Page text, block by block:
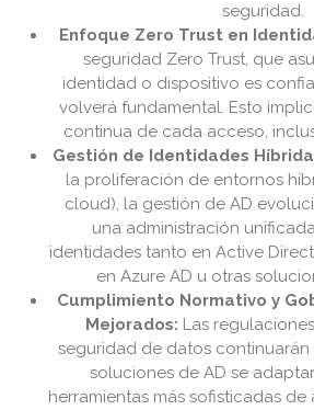
seguridad.
Enfoque Zero Trust en
seguridad Zero Trust, que
identidad o dispositivo es
volverá fundamental. Esto
continua de cada acceso,
Gestión de Identidades
la proliferación de entornos
cloud), la gestión de AD
una administración
identidades tanto en Active
en Azure AD u otras
Cumplimiento Normativo y
Mejorados: Las
seguridad de datos
soluciones de AD se
herramientas más sofisticadas